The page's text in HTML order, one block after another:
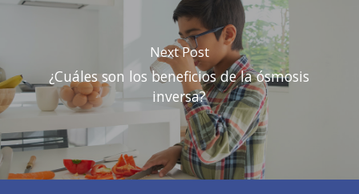
Next Post
¿Cuáles son los beneficios de la ósmosis
inversa?